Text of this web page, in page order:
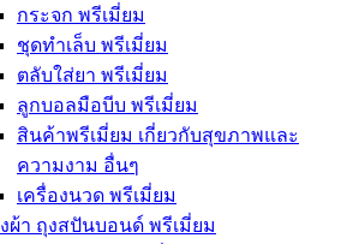
กระจก พรีเมี่ยม
ชุดทำเล็บ พรีเมี่ยม
ตลับใส่ยา พรีเมี่ยม
ลูกบอลมือบีบ พรีเมี่ยม
สินค้าพรีเมี่ยม เกี่ยวกับสุขภาพและ
ความงาม อื่นๆ
เครื่องนวด พรีเมี่ยม
ผ้า ถุงสปันบอนด์ พรีเมี่ยม